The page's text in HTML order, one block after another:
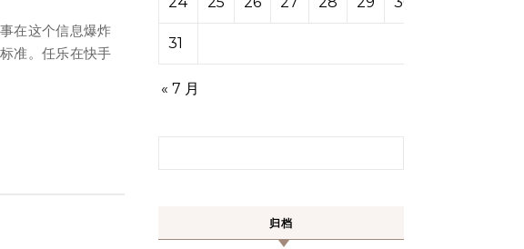
准。任乐在快手
31
« 7 月
归档